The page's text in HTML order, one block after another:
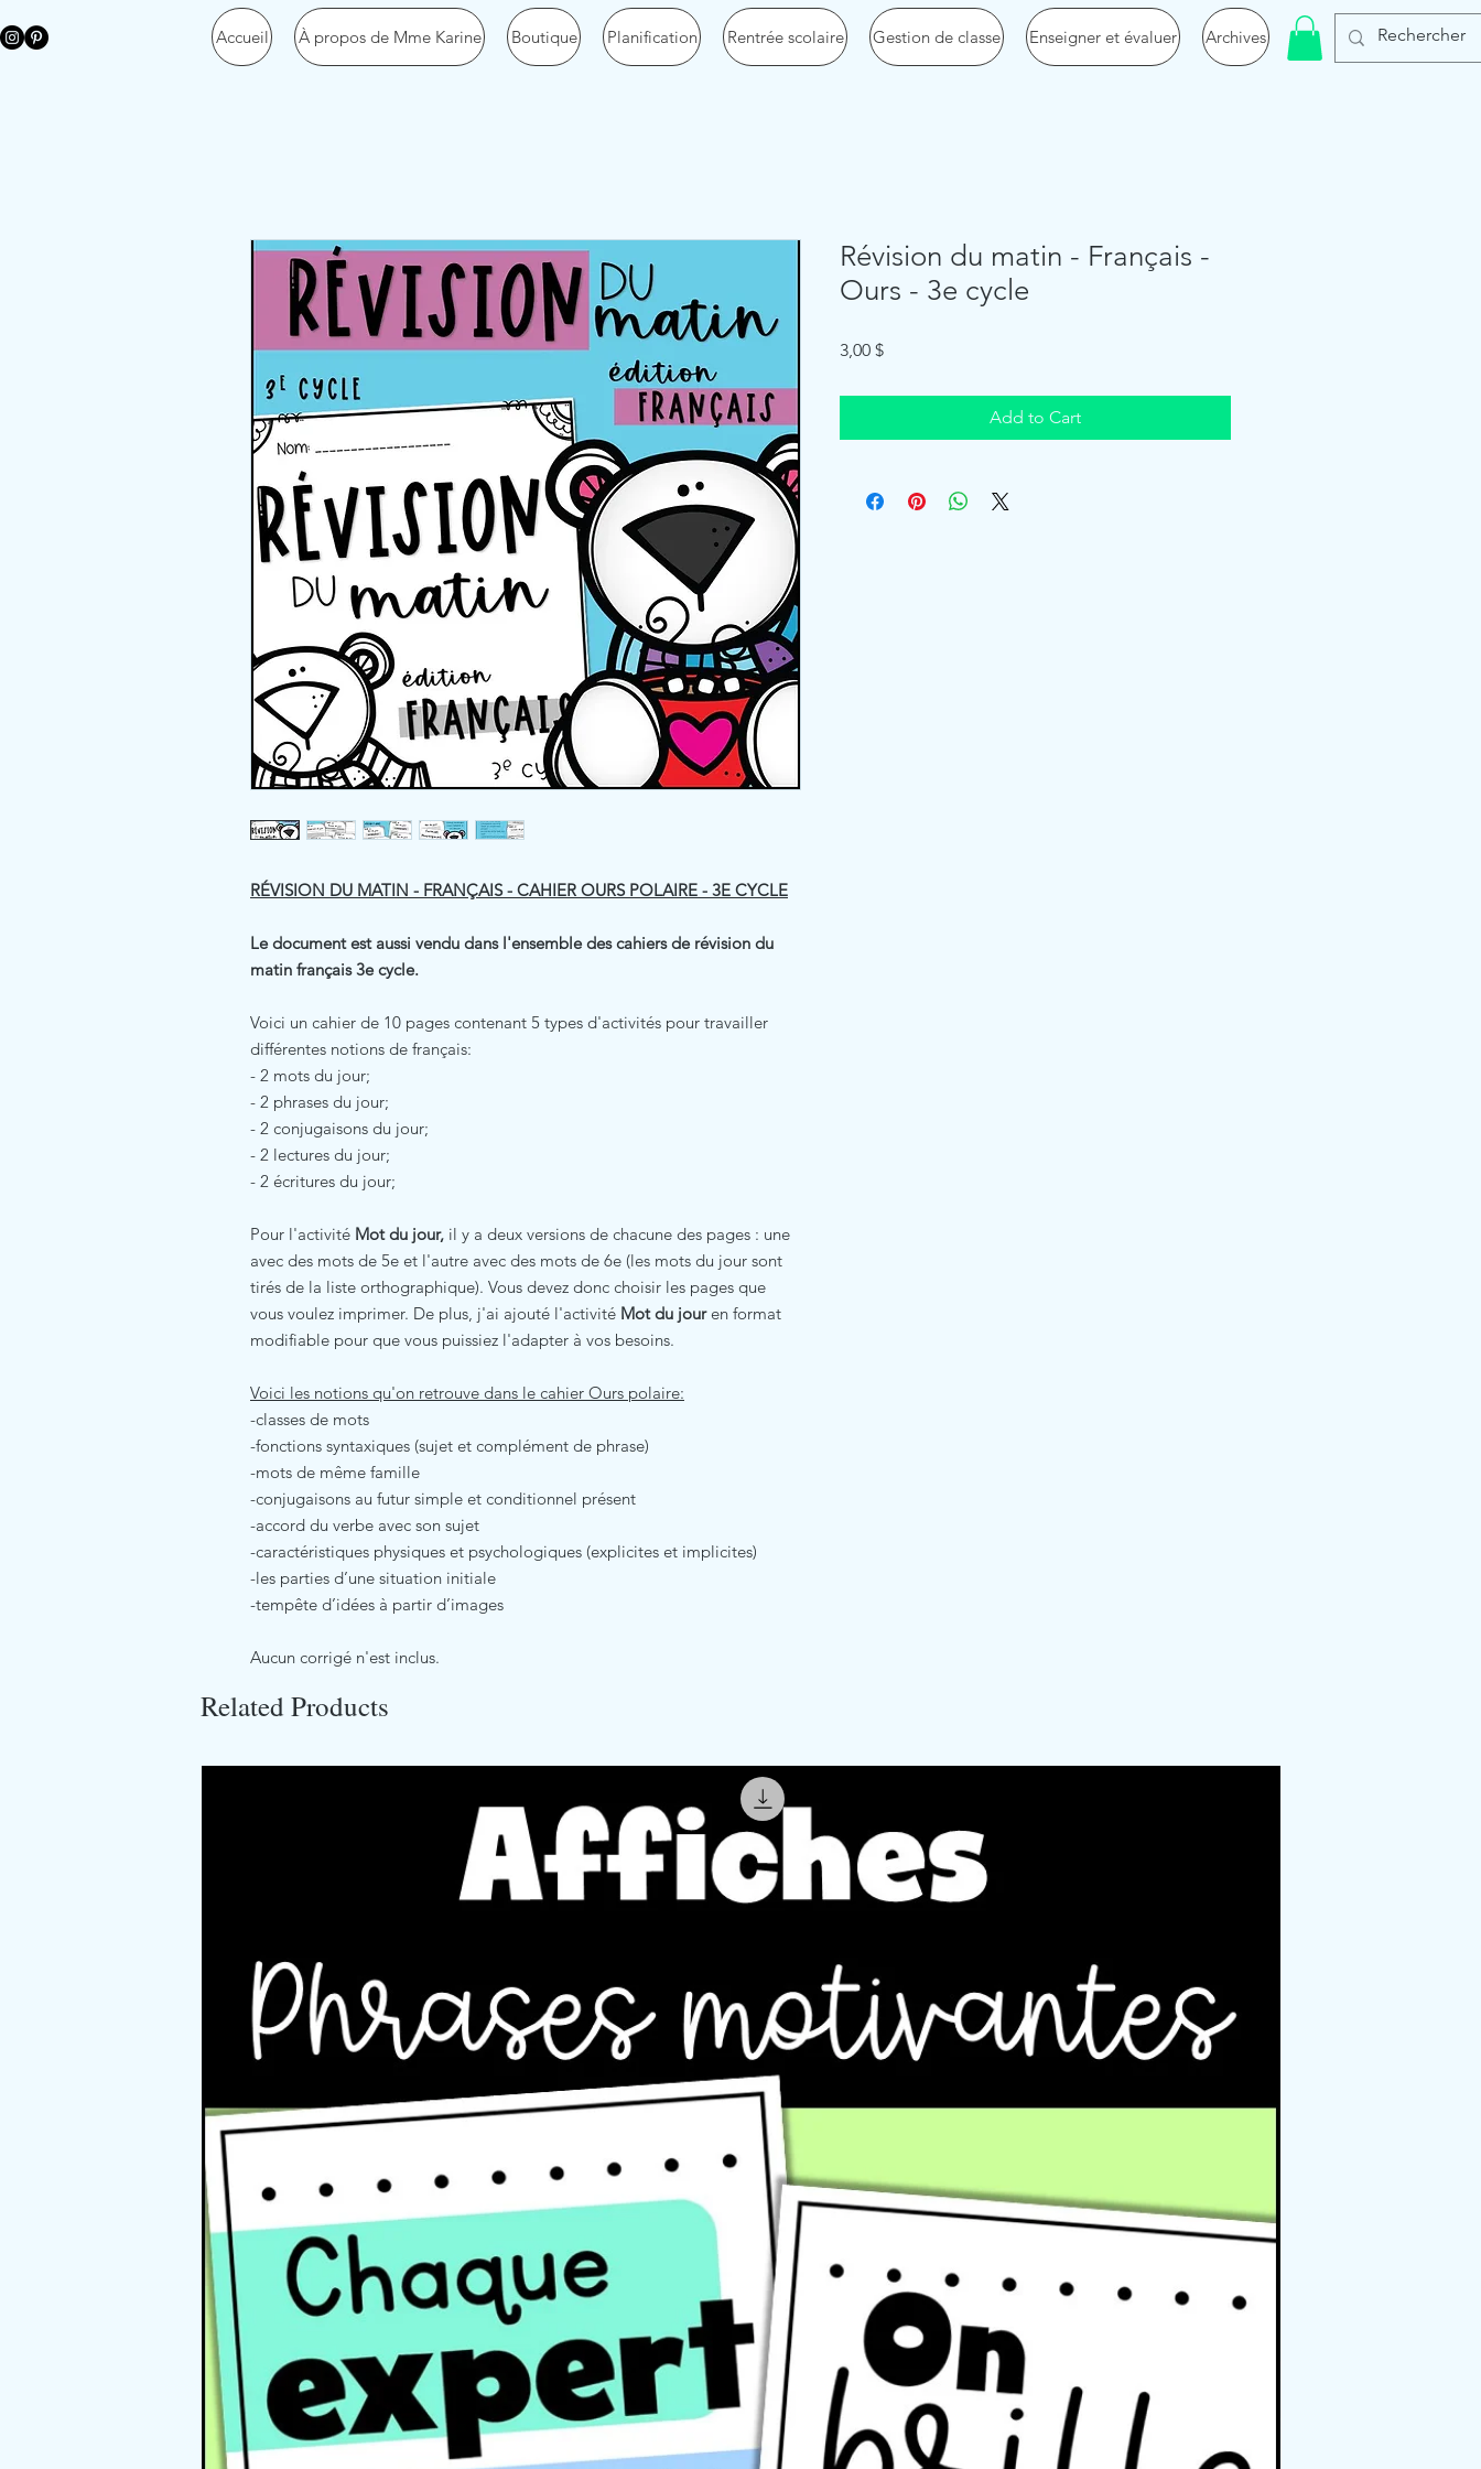
Accueil À propos de Mme Karine Boutique Planification Rentrée scolaire Gestion de classe Enseigner et évaluer Archives
RÉVISION DU MATIN - FRANÇAIS - CAHIER OURS POLAIRE - 3E CYCLE
Le document est aussi vendu dans l'ensemble des cahiers de révision du
matin français 3e cycle.
Voici un cahier de 10 pages contenant 5 types d'activités pour travailler
différentes notions de français:
- 2 mots du jour;
- 2 phrases du jour;
- 2 conjugaisons du jour;
- 2 lectures du jour;
- 2 écritures du jour;
Pour l'activité Mot du jour, il y a deux versions de chacune des pages : une
avec des mots de 5e et l'autre avec des mots de 6e (les mots du jour sont
tirés de la liste orthographique). Vous devez donc choisir les pages que
vous voulez imprimer. De plus, j'ai ajouté l'activité Mot du jouren format
modifiable pour que vous puissiez l'adapter à vos besoins.
Voici les notions qu'on retrouve dans le cahier Ours polaire:
-classes de mots
-fonctions syntaxiques (sujet et complément de phrase)
-mots de même famille
-conjugaisons au futur simple et conditionnel présent
-accord du verbe avec son sujet
-caractéristiques physiques et psychologiques (explicites et implicites)
-les parties d’une situation initiale
-tempête d’idées à partir d’images
Aucun corrigé n'est inclus.
Révision du matin - Français -
Ours - 3e cycle
3,00 $Price
Add to Cart
Related Products